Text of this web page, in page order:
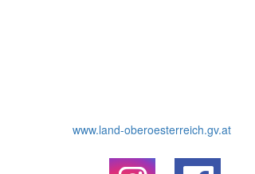
www.land-oberoesterreich.gv.at